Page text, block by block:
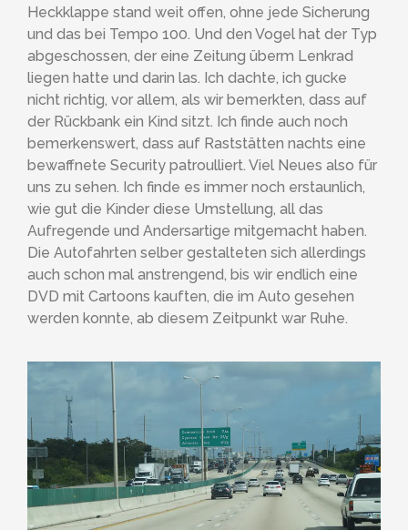
Heckklappe stand weit offen, ohne jede Sicherung
und das bei Tempo 100. Und den Vogel hat der Typ
abgeschossen, der eine Zeitung überm Lenkrad
liegen hatte und darin las. Ich dachte, ich gucke
nicht richtig, vor allem, als wir bemerkten, dass auf
der Rückbank ein Kind sitzt. Ich finde auch noch
bemerkenswert, dass auf Raststätten nachts eine
bewaffnete Security patroulliert. Viel Neues also für
uns zu sehen. Ich finde es immer noch erstaunlich,
wie gut die Kinder diese Umstellung, all das
Aufregende und Andersartige mitgemacht haben.
Die Autofahrten selber gestalteten sich allerdings
auch schon mal anstrengend, bis wir endlich eine
DVD mit Cartoons kauften, die im Auto gesehen
werden konnte, ab diesem Zeitpunkt war Ruhe.